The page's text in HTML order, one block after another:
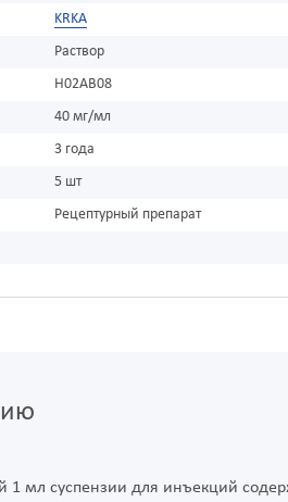
KRKA
Раствор
H02AB08
40 мг/мл
3 года
5 шт
Рецептурный препарат
1 мл суспензии для инъекций